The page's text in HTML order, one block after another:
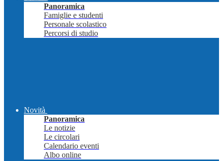
Panoramica
Famiglie e studenti
Personale scolastico
Percorsi di studio
Novità
Panoramica
Le notizie
Le circolari
Calendario eventi
Albo online